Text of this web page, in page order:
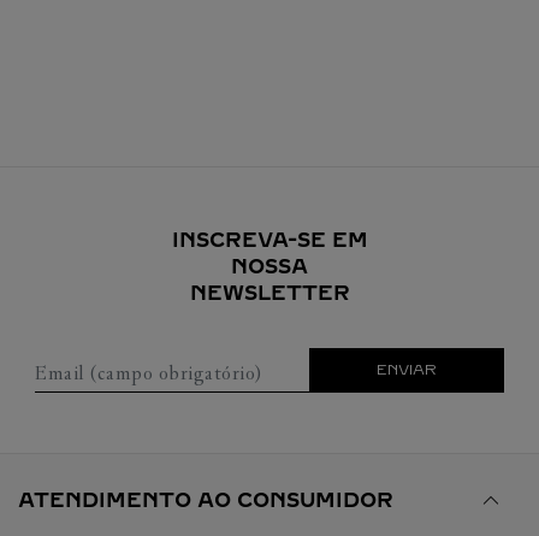
INSCREVA-SE EM
NOSSA
NEWSLETTER
Email (campo obrigatório) ENVIAR
ATENDIMENTO AO CONSUMIDOR